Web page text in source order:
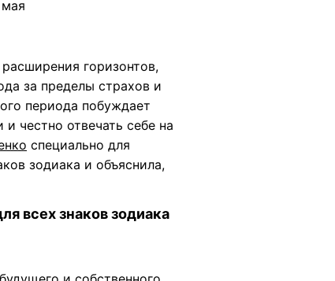
горизонтов,
за пределы страхов и
периода побуждает
честно отвечать себе на
специально для
зодиака и объяснила,
всех знаков зодиака